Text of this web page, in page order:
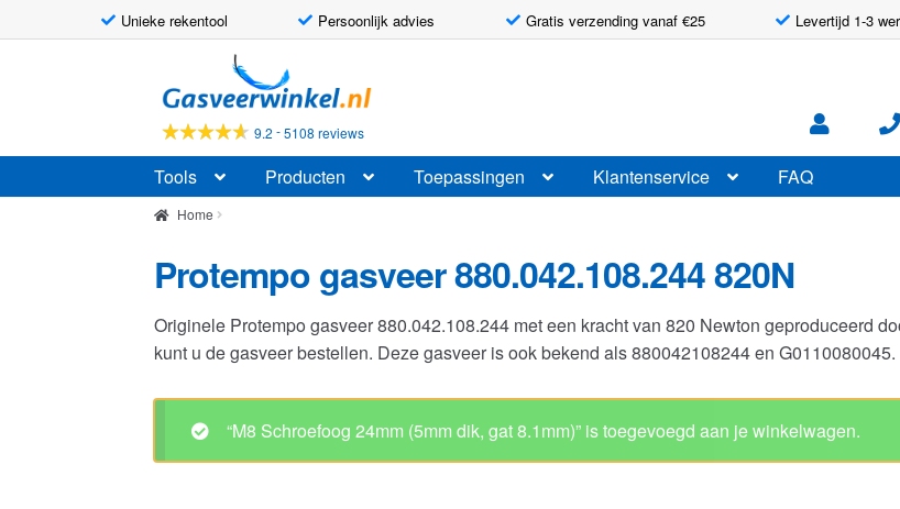
Unieke rekentool Persoonlijk advies Gratis verzending vanaf €25 Levertijd 1-3
door
naar
navigatie
naar
de
inhoud
9.2 -5108 reviews
Tools Producten Toepassingen Klantenservice FAQ
Home
Protempo gasveer 880.042.108.244 820N
Originele Protempo gasveer 880.042.108.244 met een kracht van 820 Newton geproduceerd
kunt u de gasveer bestellen. Deze gasveer is ook bekend als 880042108244 en G0110080045.
Gasveer